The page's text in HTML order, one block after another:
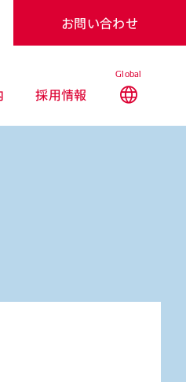
お問い合わせ
採用情報
Global